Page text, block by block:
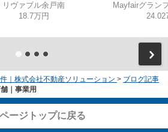
リヴァブル余戸南
18.7万円
Mayfairグラン
｜株式会社不動産ソリューション > ブログ記事
｜事業用
ページトップに戻る